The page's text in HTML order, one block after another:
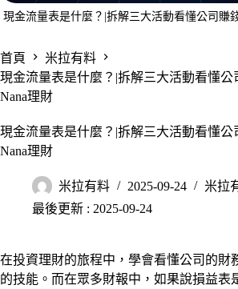
現金流量表是什麼？|拆解三大活動看懂公司賺
首頁
米拉有料
現金流量表是什麼？|拆解三大活動看懂公
Nana理財
現金流量表是什麼？|拆解三大活動看懂公
Nana理財
米拉有料 2025-09-24
米拉
最後更新 : 2025-09-24
在投資理財的旅程中，學會看懂公司的財
的技能。而在眾多財報中，如果說損益表